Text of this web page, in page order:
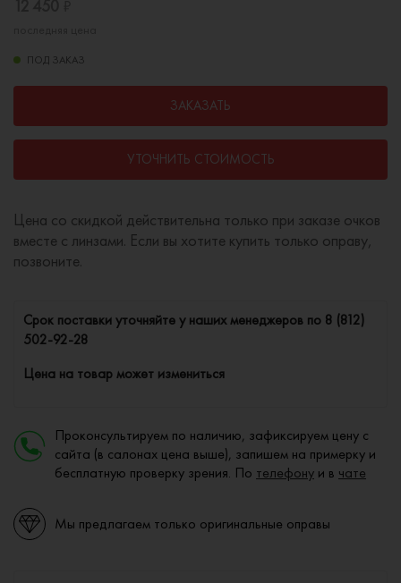
ПОД ЗАКАЗ
ЗАКАЗАТЬ
УТОЧНИТЬ СТОИМОСТЬ
Цена со скидкой действительна только при заказе очков
вместе с линзами. Если вы хотите купить только оправу,
позвоните.
Cрок поставки уточняйте у наших менеджеров по 8 (812)
502-92-28
Цена на товар может измениться
Проконсультируем по наличию, зафиксируем цену с
сайта (в салонах цена выше), запишем на примерку и
бесплатную проверку зрения. По телефону и в чате
Мы предлагаем только оригинальные оправы